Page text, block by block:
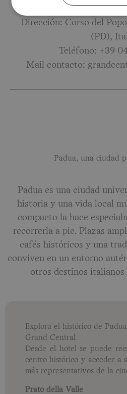
Dirección: Corso del
(PD),
Teléfono: +39
Mail contacto:
Padua, una ciudad
Padua es una ciudad
historia y una vida local
compacto la hace
recorrerla a pie. Plazas
cafés históricos y una
conviven en un entorno
otros destinos italianos
Explora el histórico de
Grand Central
Desde el hotel se puede
centro histórico y acceder a
más representativos de la
Prato della Valle